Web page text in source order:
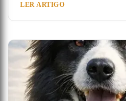
LER ARTIGO